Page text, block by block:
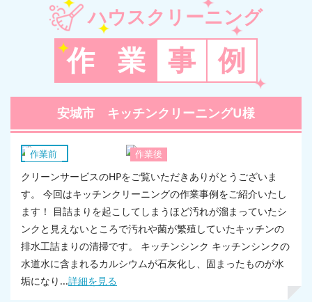
ハウスクリーニング
作 業 事 例
安城市 キッチンクリーニングU様
作業前 作業後
キッチン
クリーンサービスのHPをご覧いただきありがとうございま
す。 今回はキッチンクリーニングの作業事例をご紹介いたし
ます！ 目詰まりを起こしてしまうほど汚れが溜まっていたシ
ンクと見えないところで汚れや菌が繁殖していたキッチンの
排水工詰まりの清掃です。 キッチンシンク キッチンシンクの
水道水に含まれるカルシウムが石灰化し、固まったものが水
垢になり...詳細を見る